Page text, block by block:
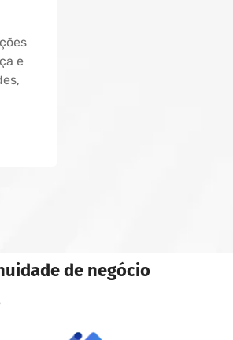
e
de negócio